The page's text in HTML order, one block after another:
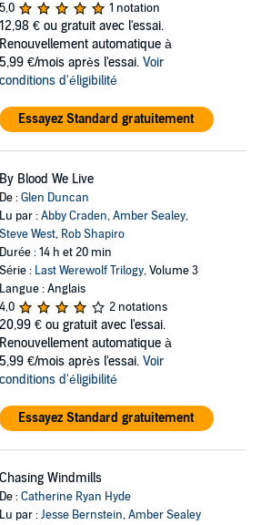
5,0
1 notation
12,98 € ou gratuit avec l'essai.
Renouvellement automatique à
5,99 €/mois après l'essai. Voir
conditions d'éligibilité
Essayez Standard gratuitement
By Blood We Live
De :Glen Duncan
Lu par :Abby Craden,Amber Sealey,
Steve West, Rob Shapiro
Durée : 14 h et 20 min
Série : Last Werewolf Trilogy, Volume 3
Langue : Anglais
4,0
2 notations
20,99 € ou gratuit avec l'essai.
Renouvellement automatique à
5,99 €/mois après l'essai. Voir
conditions d'éligibilité
Essayez Standard gratuitement
Chasing Windmills
De :Catherine Ryan Hyde
Lu par :Jesse Bernstein,Amber Sealey